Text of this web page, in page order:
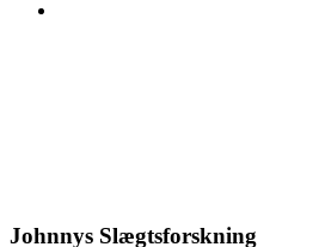
Johnnys Slægtsforskning